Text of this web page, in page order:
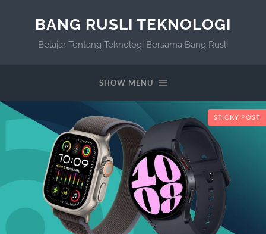
BANG RUSLI TEKNOLOGI
Belajar Tentang Teknologi Bersama Bang Rusli
SHOW MENU
STICKY POST